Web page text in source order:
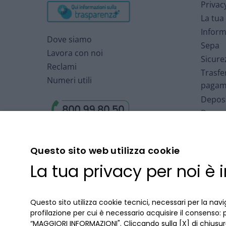
Dove siamo
Lavora con noi
Reclami
Numeri utili
La
Sepa
Questo sito web utilizza cookie
La tua privacy per noi è
Questo sito utilizza cookie tecnici, necessari per la
profilazione per cui è necessario acquisire il
“MAGGIORI INFORMAZIONI". Cliccando sulla [X] di